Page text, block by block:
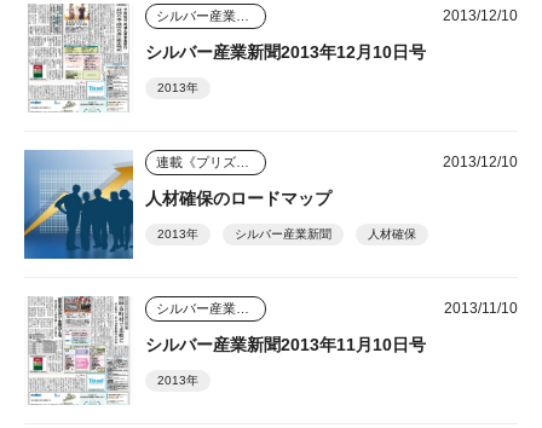
2013/12/10
シルバー産業新聞2013年12月10日号
2013年
2013/12/10
人材確保のロードマップ
2013年 シルバー産業新聞 人材確保
2013/11/10
シルバー産業新聞2013年11月10日号
2013年